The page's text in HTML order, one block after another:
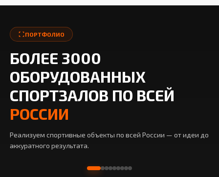
ПОРТФОЛИО
БОЛЕЕ 3000
ОБОРУДОВАННЫХ
СПОРТЗАЛОВ ПО ВСЕЙ
РОССИИ
Реализуем спортивные объекты по всей России — от идеи до
аккуратного результата.